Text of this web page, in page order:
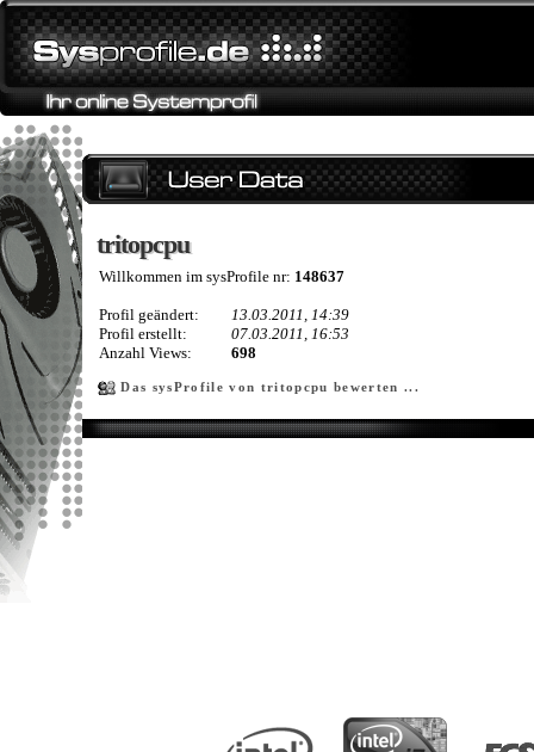
tritopcpu
tritopcpu
Willkommen im sysProfile nr: 148637
Profil geändert:
13.03.2011, 14:39
Profil erstellt:
07.03.2011, 16:53
Anzahl Views:
698
Das sysProfile von tritopcpu bewerten ...